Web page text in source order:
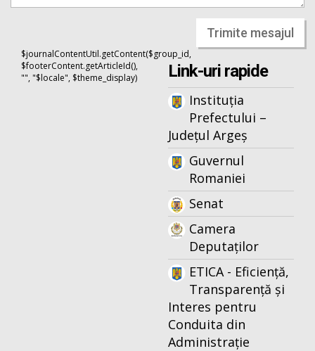
Trimite mesajul
$journalContentUtil.getContent($group_id,
$footerContent.getArticleId(),
"", "$locale", $theme_display)
Link-uri rapide
Instituția
Prefectului –
Județul Argeș
Guvernul
Romaniei
Senat
Camera
Deputaților
ETICA - Eficiență,
Transparență și
Interes pentru
Conduita din
Administrație